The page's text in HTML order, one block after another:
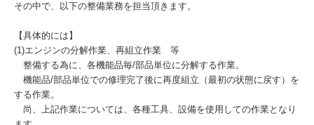
その中で、以下の整備業務を担当頂きます。
【具体的には】
(1)エンジンの分解作業、再組立作業 等
整備する為に、各機能品毎/部品単位に分解する作業。
機能品/部品単位での修理完了後に再度組立（最初の状態に戻す）を
する作業。
尚、上記作業については、各種工具、設備を使用しての作業となり